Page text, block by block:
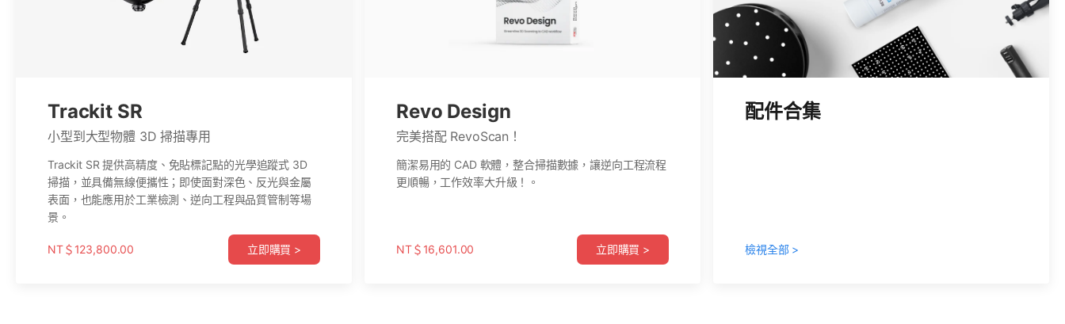
Trackit SR
小型到大型物體 3D 掃描專用
Trackit SR 提供高精度、免貼標記點的光學追蹤式 3D
掃描，並具備無線便攜性；即使面對深色、反光與金屬
表面，也能應用於工業檢測、逆向工程與品質管制等場
景。
NT＄123,800.00 立即購買 >
Trackit
小型到大型物體 3D 掃描專用
工業級精密掃描首選！Trackit 是 Revopoint 最新高精度
3D掃描器與光學追蹤系統，專為工業級細部掃描設計，
NT＄165,000.00 立即購買 >
Revo Design
完美搭配 RevoScan！
簡潔易用的 CAD 軟體，整合掃描數據，讓逆向工程流程
更順暢，工作效率大升級！。
NT＄16,601.00 立即購買 >
Revo Measure
NT＄15,799.00
配件合集
檢視全部 >